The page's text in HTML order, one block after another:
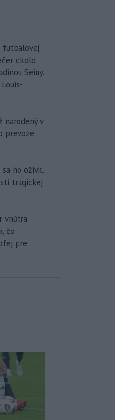
futbalovej
okolo
Seiny.
narodený v
prevoze
ho oživiť.
tragickej
vnútra
čo
pre